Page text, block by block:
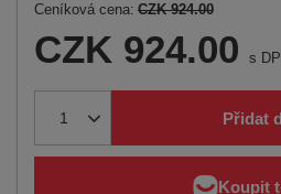
Ceníková cena: CZK 924.00
CZK 924.00 s
Přidat